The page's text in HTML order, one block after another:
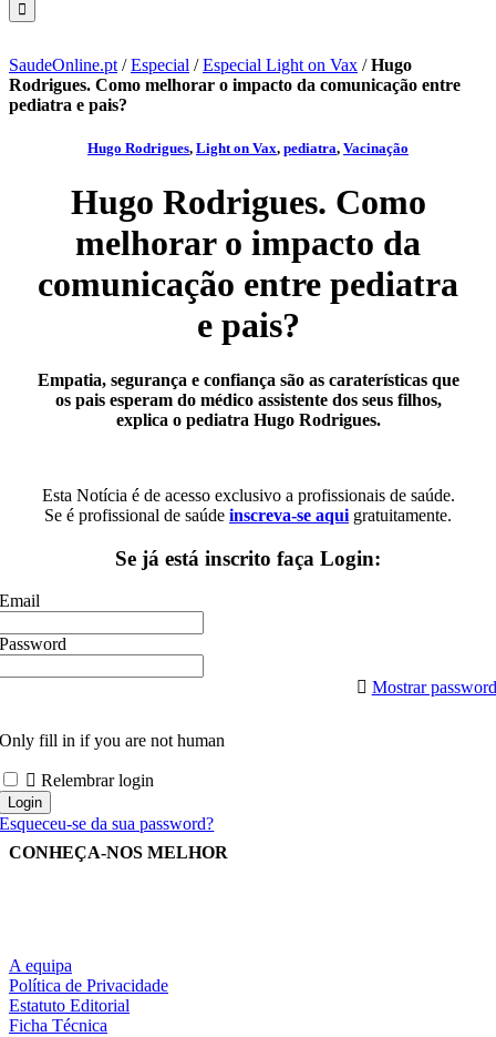
SaudeOnline.pt /Especial /Especial Light on Vax /Hugo
Rodrigues. Como melhorar o impacto da comunicação entre
pediatra e pais?
Hugo Rodrigues, Light on Vax, pediatra, Vacinação
Hugo Rodrigues. Como
melhorar o impacto da
comunicação entre pediatra
e pais?
Empatia, segurança e confiança são as caraterísticas que
os pais esperam do médico assistente dos seus filhos,
explica o pediatra Hugo Rodrigues.
Esta Notícia é de acesso exclusivo a profissionais de saúde.
Se é profissional de saúde inscreva-se aqui gratuitamente.
Se já está inscrito faça Login:
Email
Password
Mostrar password
Only fill in if you are not human
Relembrar login
Esqueceu-se da sua password?
CONHEÇA-NOS MELHOR
A equipa
Política de Privacidade
Estatuto Editorial
Ficha Técnica